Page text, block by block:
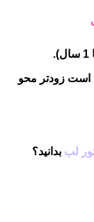
زودتر محو
لب بدانید؟